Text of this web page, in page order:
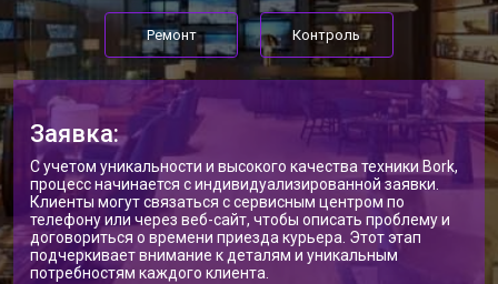
Ремонт Контроль
Заявка:
С учетом уникальности и высокого качества техники Bork,
процесс начинается с индивидуализированной заявки.
Клиенты могут связаться с сервисным центром по
телефону или через веб-сайт, чтобы описать проблему и
договориться о времени приезда курьера. Этот этап
подчеркивает внимание к деталям и уникальным
потребностям каждого клиента.